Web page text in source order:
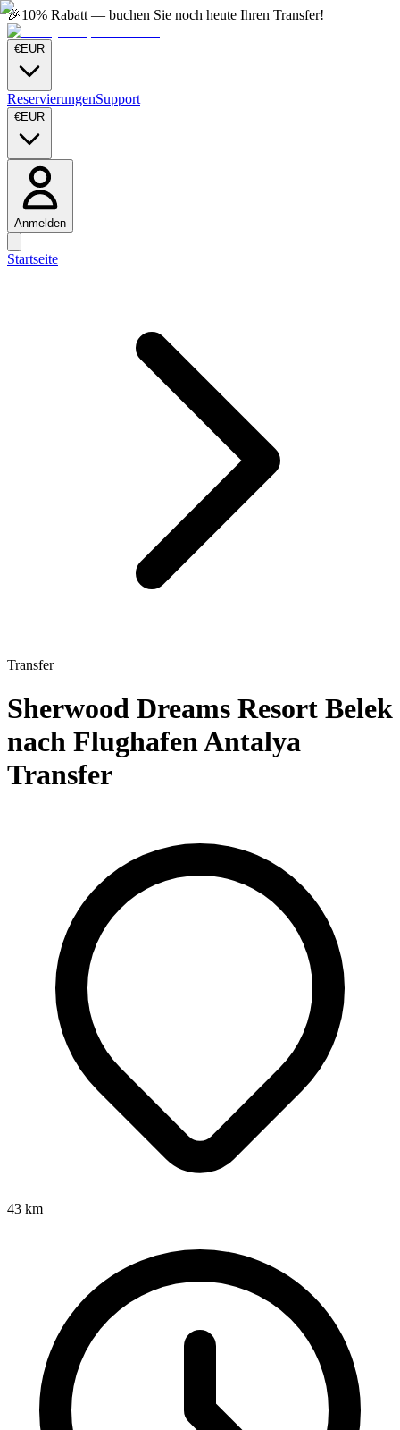
🎉10% Rabatt — buchen Sie noch heute Ihren Transfer!
€EUR
ReservierungenSupport
€EUR
Anmelden
Startseite
Transfer
Sherwood Dreams Resort Belek
nach Flughafen Antalya
Transfer
43 km